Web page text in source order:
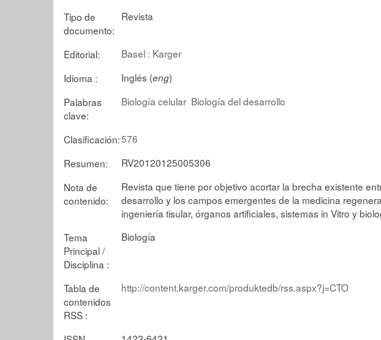
Tipo de
documento:
Revista
Editorial:
Basel : Karger
Idioma :
Inglés (eng)
Palabras
clave:
Biología celular Biología del desarrollo
Clasificación:576
Resumen:
RV20120125005306
Nota de
contenido:
Revista que tiene por objetivo acortar la brecha existente
desarrollo y los campos emergentes de la medicina
ingeniería tisular, órganos artificiales, sistemas in Vitro y
Tema
Principal /
Disciplina :
Biología
Tabla de
contenidos
RSS :
http://content.karger.com/produktedb/rss.aspx?j=CTO